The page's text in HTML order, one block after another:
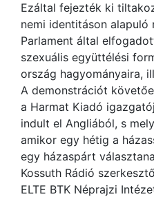
Ezáltal fejezték ki
nemi identitáson
Parlament által
szexuális együttélési
ország hagyományaira,
A demonstrációt
a Harmat Kiadó
indult el Angliából, s
amikor egy hétig a
egy házaspárt
Kossuth Rádió
ELTE BTK Néprajzi